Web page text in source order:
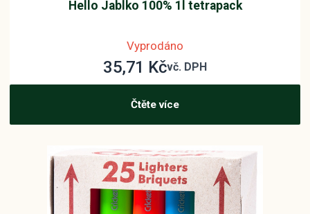
Hello Jablko 100% 1l tetrapack
Vyprodáno
35,71 Kčvč. DPH
Čtěte více